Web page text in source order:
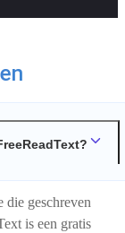
die geschreven
is een gratis